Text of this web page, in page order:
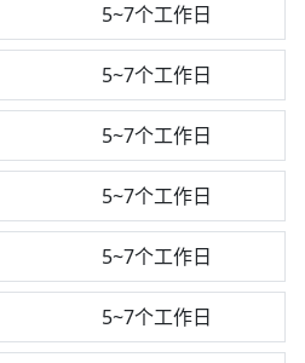
5~7个工作日
5~7个工作日
5~7个工作日
5~7个工作日
5~7个工作日
5~7个工作日